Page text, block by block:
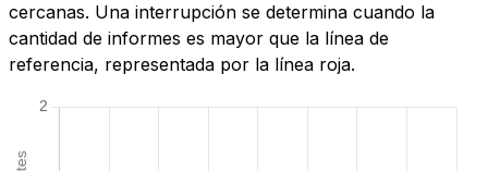
cercanas. Una interrupción se determina cuando la
cantidad de informes es mayor que la línea de
referencia, representada por la línea roja.